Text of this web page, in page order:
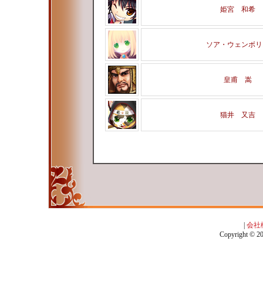
姫宮 和希
ソア・ウェンボ
皇甫 嵩
猫井 又吉
会社
Copyright ©